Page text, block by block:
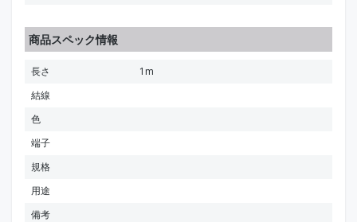
商品スペック情報
長さ
1m
結線
色
端子
規格
用途
備考